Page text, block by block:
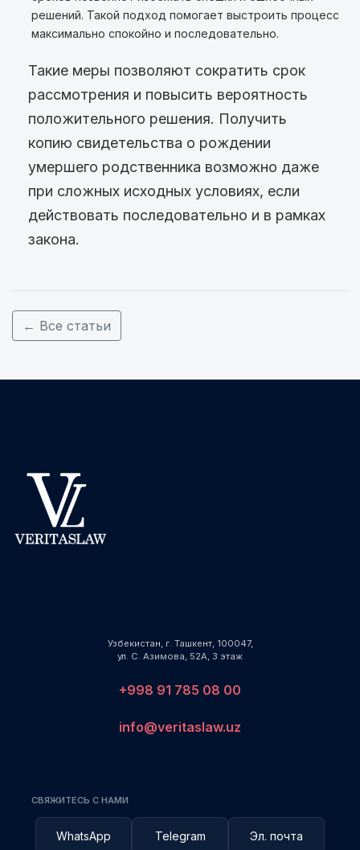
решений. Такой подход помогает выстроить процесс
максимально спокойно и последовательно.
Такие меры позволяют сократить срок
рассмотрения и повысить вероятность
положительного решения. Получить
копию свидетельства о рождении
умершего родственника возможно даже
при сложных исходных условиях, если
действовать последовательно и в рамках
закона.
← Все статьи
Узбекистан, г. Ташкент, 100047,
ул. С. Азимова, 52А, 3 этаж
+998 91 785 08 00
info@veritaslaw.uz
СВЯЖИТЕСЬ С НАМИ
WhatsApp Telegram Эл. почта